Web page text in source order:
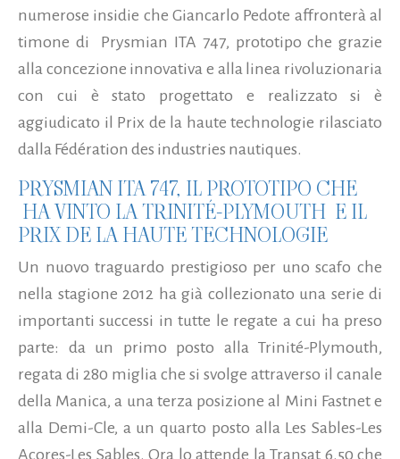
numerose insidie che Giancarlo Pedote affronterà al
timone di Prysmian ITA 747, prototipo che grazie
alla concezione innovativa e alla linea rivoluzionaria
con cui è stato progettato e realizzato si è
aggiudicato il Prix de la haute technologie rilasciato
dalla Fédération des industries nautiques.
PRYSMIAN ITA 747, IL PROTOTIPO CHE
HA VINTO LA TRINITÉ-PLYMOUTH E IL
PRIX DE LA HAUTE TECHNOLOGIE
Un nuovo traguardo prestigioso per uno scafo che
nella stagione 2012 ha già collezionato una serie di
importanti successi in tutte le regate a cui ha preso
parte: da un primo posto alla Trinité-Plymouth,
regata di 280 miglia che si svolge attraverso il canale
della Manica, a una terza posizione al Mini Fastnet e
alla Demi-Cle, a un quarto posto alla Les Sables-Les
Açores-Les Sables. Ora lo attende la Transat 6.50 che